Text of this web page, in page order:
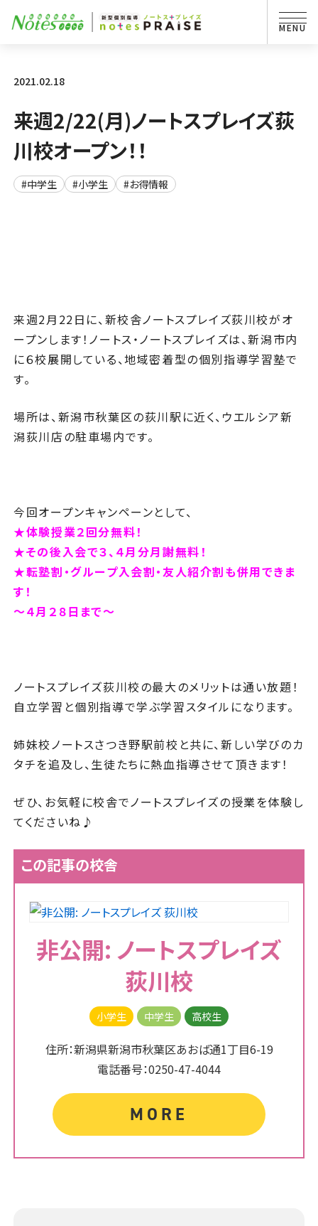
2021.02.18
来週2/22(月)ノートスプレイズ荻
川校オープン！！
#中学生 #小学生 #お得情報
来週2月22日に、新校舎ノートスプレイズ荻川校がオ
ープンします！ノートス・ノートスプレイズは、新潟市内
に６校展開している、地域密着型の個別指導学習塾で
す。
場所は、新潟市秋葉区の荻川駅に近く、ウエルシア新
潟荻川店の駐車場内です。
今回オープンキャンペーンとして、
★体験授業２回分無料！
★その後入会で３、４月分月謝無料！
★転塾割・グループ入会割・友人紹介割も併用できま
す！
～４月２８日まで～
ノートスプレイズ荻川校の最大のメリットは通い放題！
自立学習と個別指導で学ぶ学習スタイルになります。
姉妹校ノートスさつき野駅前校と共に、新しい学びのカ
タチを追及し、生徒たちに熱血指導させて頂きます！
ぜひ、お気軽に校舎でノートスプレイズの授業を体験し
てくださいね♪
この記事の校舎
非公開: ノートスプレイズ
荻川校
小学生 中学生 高校生
住所：新潟県新潟市秋葉区あおば通1丁目6-19
電話番号：0250-47-4044
MORE